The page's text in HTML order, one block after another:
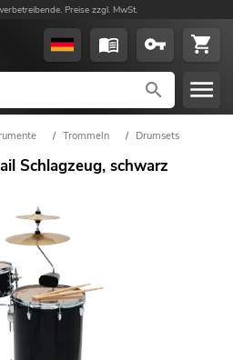
Preise zzgl. MwSt.
/ Trommeln / Drumsets
Schlagzeug, schwarz